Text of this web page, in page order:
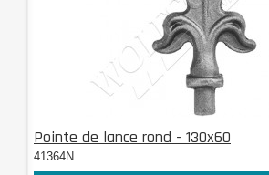
Pointe de lance rond - 130x60
41364N